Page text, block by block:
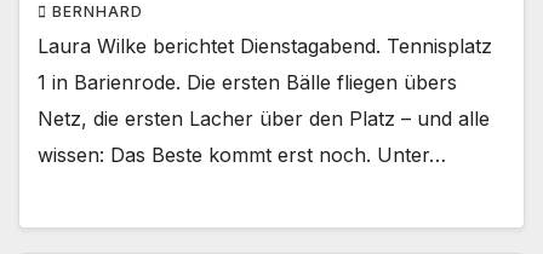
BERNHARD
Laura Wilke berichtet Dienstagabend. Tennisplatz
1 in Barienrode. Die ersten Bälle fliegen übers
Netz, die ersten Lacher über den Platz – und alle
wissen: Das Beste kommt erst noch. Unter…